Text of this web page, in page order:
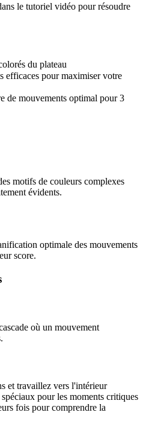
le tutoriel vidéo pour résoudre
du plateau
efficaces pour maximiser votre
de mouvements optimal pour 3
motifs de couleurs complexes
évidents.
optimale des mouvements
score.
où un mouvement
et travaillez vers l'intérieur
pour les moments critiques
fois pour comprendre la